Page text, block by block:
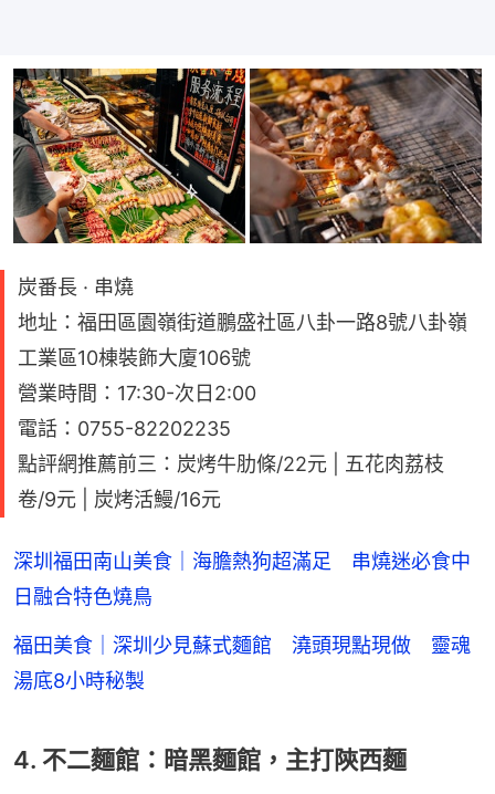
炭番長 · 串燒
地址：福田區園嶺街道鵬盛社區八卦一路8號八卦嶺
工業區10棟裝飾大廈106號
營業時間：17:30-次日2:00
電話：0755-82202235
點評網推薦前三：炭烤牛肋條/22元 | 五花肉荔枝
卷/9元 | 炭烤活鰻/16元
深圳福田南山美食｜海膽熱狗超滿足 串燒迷必食中
日融合特色燒鳥
福田美食｜深圳少見蘇式麵館 澆頭現點現做 靈魂
湯底8小時秘製
4. 不二麵館：暗黑麵館，主打陝西麵